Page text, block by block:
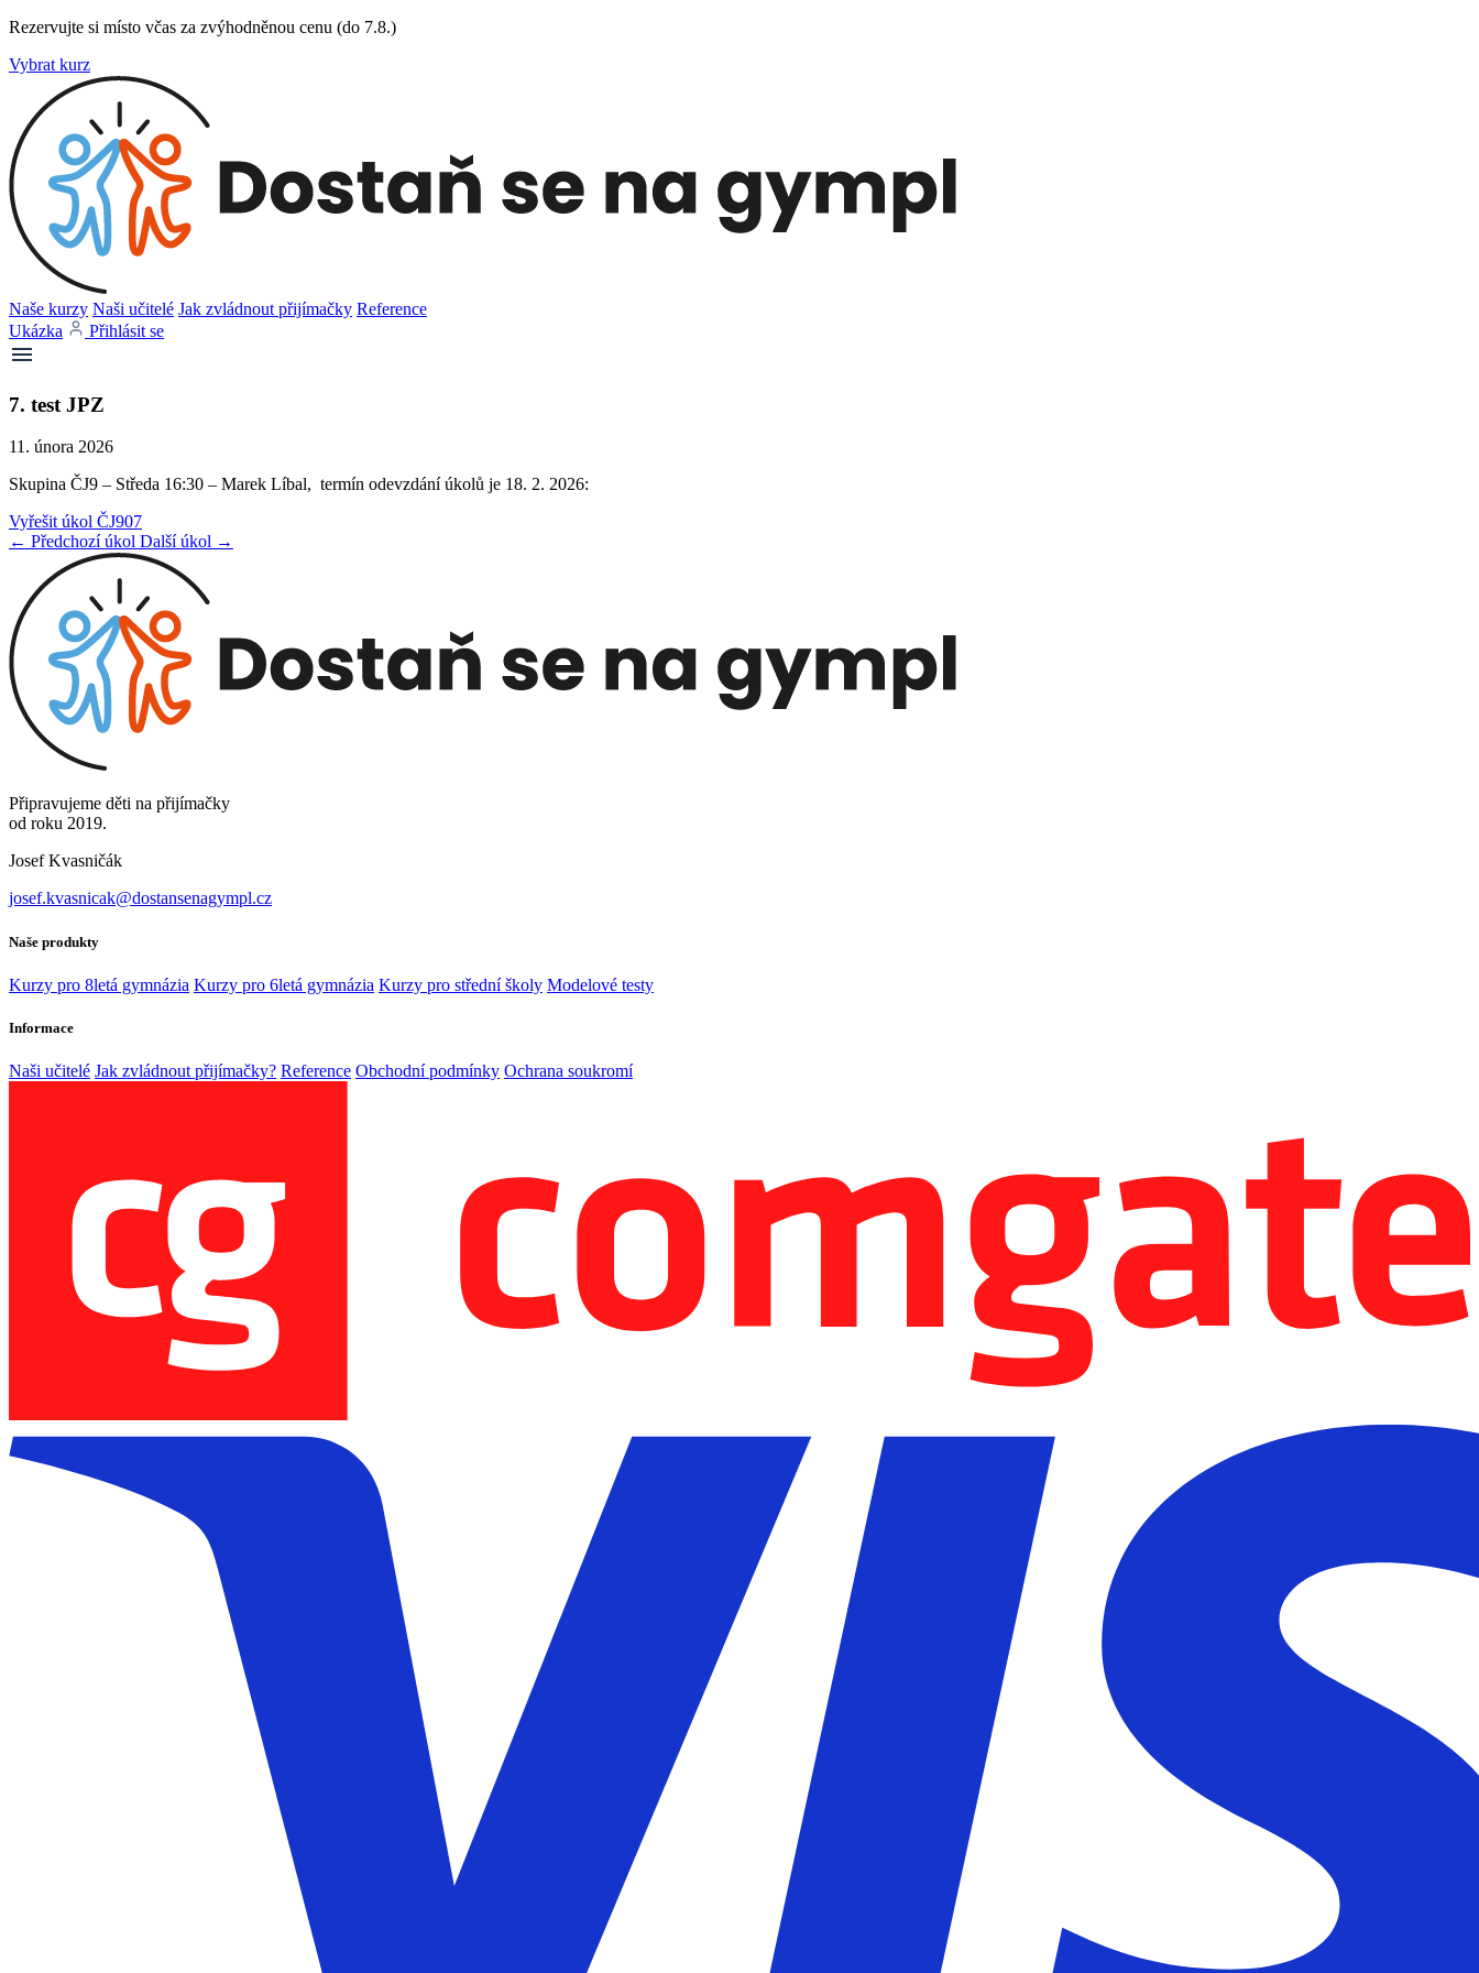
Rezervujte si místo včas za zvýhodněnou cenu (do 7.8.)
Vybrat kurz
Naše kurzy Naši učitelé Jak zvládnout přijímačky Reference
Ukázka
Přihlásit se
7. test JPZ
11. února 2026
Skupina ČJ9 – Středa 16:30 – Marek Líbal, termín odevzdání úkolů je 18. 2. 2026:
Vyřešit úkol ČJ907
← Předchozí úkol Další úkol →
Připravujeme děti na přijímačky
od roku 2019.
Josef Kvasničák
josef.kvasnicak@dostansenagympl.cz
Naše produkty
Kurzy pro 8letá gymnázia Kurzy pro 6letá gymnázia Kurzy pro střední školy Modelové testy
Informace
Naši učitelé Jak zvládnout přijímačky? Reference Obchodní podmínky Ochrana soukromí